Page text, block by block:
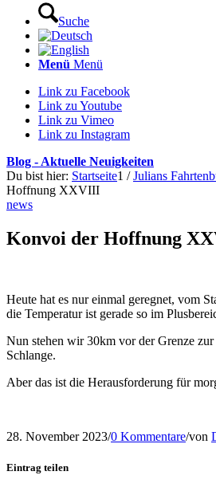
Suche
Menü Menü
Link zu Facebook
Link zu Youtube
Link zu Vimeo
Link zu Instagram
Blog - Aktuelle Neuigkeiten
Du bist hier: Startseite1 / Julians
Hoffnung XXVIII
news
Konvoi der Hoffnung
Heute hat es nur einmal geregnet, vom
die Temperatur ist gerade so im
Nun stehen wir 30km vor der Grenze
Schlange.
Aber das ist die Herausforderung für
28. November 2023/0 Kommentare/von
Eintrag teilen